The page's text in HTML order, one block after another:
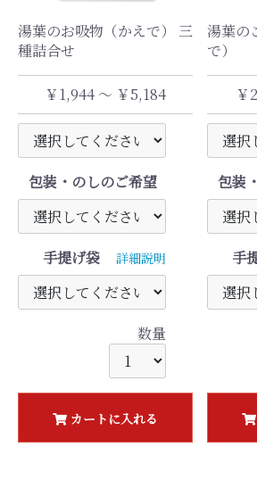
湯葉のお吸物（かえで） 三
種詰合せ
￥1,944 ～ ￥5,184
包装・のしのご希望
手提げ袋 詳細説明
数量
カートに入れる
湯葉の
で）
￥
包装
手